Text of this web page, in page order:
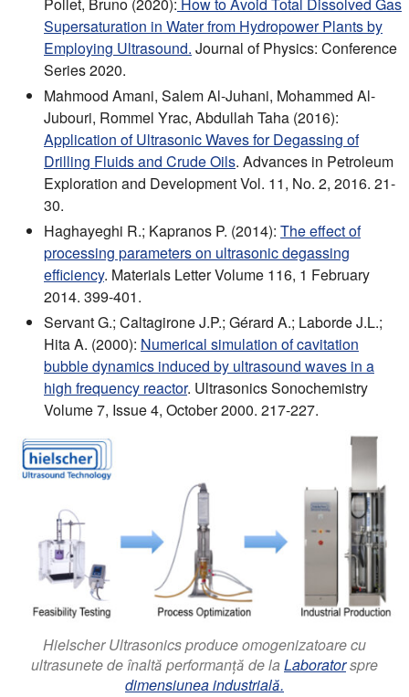
Pollet, Bruno (2020): How to Avoid Total Dissolved Gas
Supersaturation in Water from Hydropower Plants by
Employing Ultrasound. Journal of Physics: Conference
Series 2020.
Mahmood Amani, Salem Al-Juhani, Mohammed Al-
Jubouri, Rommel Yrac, Abdullah Taha (2016):
Application of Ultrasonic Waves for Degassing of
Drilling Fluids and Crude Oils. Advances in Petroleum
Exploration and Development Vol. 11, No. 2, 2016. 21-
30.
Haghayeghi R.; Kapranos P. (2014): The effect of
processing parameters on ultrasonic degassing
efficiency. Materials Letter Volume 116, 1 February
2014. 399-401.
Servant G.; Caltagirone J.P.; Gérard A.; Laborde J.L.;
Hita A. (2000): Numerical simulation of cavitation
bubble dynamics induced by ultrasound waves in a
high frequency reactor. Ultrasonics Sonochemistry
Volume 7, Issue 4, October 2000. 217-227.
Hielscher Ultrasonics produce omogenizatoare cu
ultrasunete de înaltă performanță de laLaboratorspre
dimensiunea industrială.